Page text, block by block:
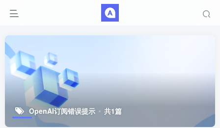
OpenAI订阅错误提示 共1篇